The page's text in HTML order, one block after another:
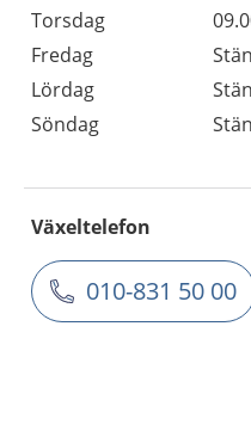
Torsdag
Fredag
Lördag
Söndag
Växeltelefon
010-831 50 00